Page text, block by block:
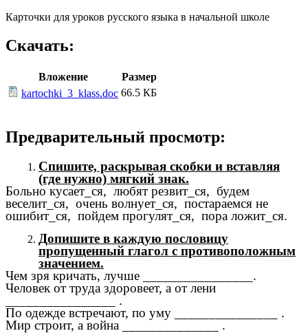
Карточки для уроков русского языка в начальной школе
Скачать:
Вложение
Размер
kartochki_3_klass.doc 66.5 КБ
Предварительный просмотр:
Спишите, раскрывая скобки и вставляя
(где нужно) мягкий знак.
Больно кусает_ся, любят резвит_ся, будем
веселит_ся, очень волнует_ся, постараемся не
ошибит_ся, пойдем прогулят_ся, пора ложит_ся.
Допишите в каждую пословицу
пропущенный глагол с противоположным
значением.
Чем зря кричать, лучше ________________.
Человек от труда здоровеет, а от лени
________________ .
По одежде встречают, по уму _______________ .
Мир строит, а война ______________ .